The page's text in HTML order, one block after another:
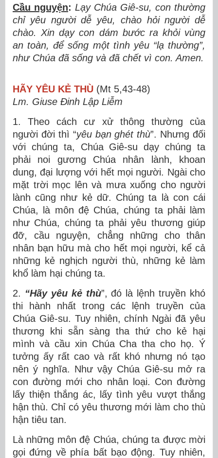
Cầu nguyện: Lạy Chúa Giê-su, con thường
chỉ yêu người dễ yêu, chào hỏi người dễ
chào. Xin dạy con dám bước ra khỏi vùng
an toàn, để sống một tình yêu “lạ thường”,
như Chúa đã sống và đã chết vì con. Amen.
HÃY YÊU KẺ THÙ (Mt 5,43-48)
Lm. Giuse Đinh Lập Liễm
1. Theo cách cư xử thông thường của
người đời thì “yêu bạn ghét thù”. Nhưng đối
với chúng ta, Chúa Giê-su dạy chúng ta
phải noi gương Chúa nhân lành, khoan
dung, đại lượng với hết mọi người. Ngài cho
mặt trời mọc lên và mưa xuống cho người
lành cũng như kẻ dữ. Chúng ta là con cái
Chúa, là môn đệ Chúa, chúng ta phải làm
như Chúa, chúng ta phải yêu thương giúp
đỡ, cầu nguyện, chẳng những cho thân
nhân bạn hữu mà cho hết mọi người, kể cả
những kẻ nghịch người thù, những kẻ làm
khổ làm hại chúng ta.
2. “Hãy yêu kẻ thù”, đó là lệnh truyền khó
thi hành nhất trong các lệnh truyền của
Chúa Giê-su. Tuy nhiên, chính Ngài đã yêu
thương khi sẵn sàng tha thứ cho kẻ hại
mình và cầu xin Chúa Cha tha cho họ. Ý
tưởng ấy rất cao và rất khó nhưng nó tạo
nên ý nghĩa. Như vậy Chúa Giê-su mở ra
con đường mới cho nhân loại. Con đường
lấy thiện thắng ác, lấy tình yêu vượt thắng
hận thù. Chỉ có yêu thương mới làm cho thù
hận tiêu tan.
Là những môn đệ Chúa, chúng ta được mời
gọi đứng về phía bất bạo động. Tuy nhiên,